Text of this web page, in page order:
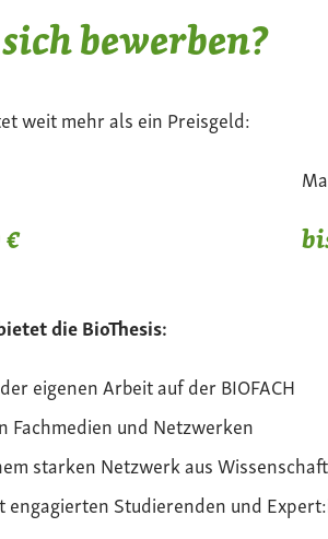
bewerben?
weit mehr als ein Preisgeld:
die BioThesis:
eigenen Arbeit auf der BIOFACH
Fachmedien und Netzwerken
starken Netzwerk aus
engagierten Studierenden und